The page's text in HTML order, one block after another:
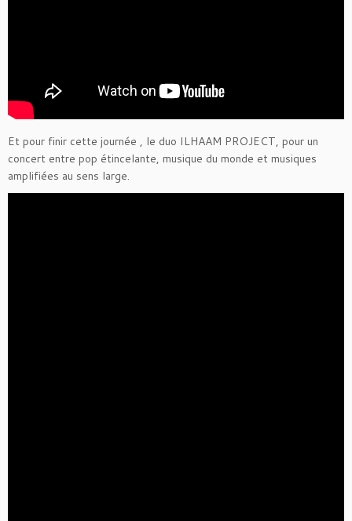
Et pour finir cette journée , le duo ILHAAM PROJECT, pour un
concert entre pop étincelante, musique du monde et musiques
amplifiées au sens large.